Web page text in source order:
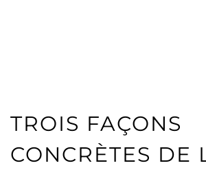
TROIS FAÇONS
CONCRÈTES DE